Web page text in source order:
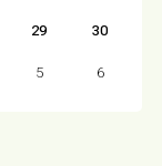
29
30
5 6